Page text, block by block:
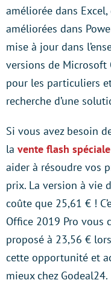
améliorée dans
améliorées dans
mise à jour dans
versions de
pour les particuliers
recherche d’une
Si vous avez besoin
la vente flash
aider à résoudre vos
prix. La version à vie
coûte que 25,61 € !
Office 2019 Pro vous
proposé à 23,56 €
cette opportunité et
mieux chez Godeal24.